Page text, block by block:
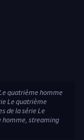
quatrième homme
Le quatrième
de la série Le
homme, streaming